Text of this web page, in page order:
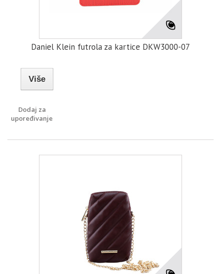
Daniel Klein futrola za kartice DKW3000-07
Više
Dodaj za
upoređivanje